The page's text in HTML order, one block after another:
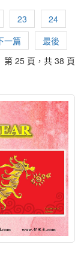
疑虑，难道同年
似的生活经历或
、刑、害流年太
里一定会厄运连连
，但由于诞生在
组合都所不同，
经验。难怪一些
为他们认为有关
人所写的谬论！
之12到15比重的
在的吉与凶之影
前提里，流年生
理之道所纳入的
水的流年生肖分
的人将是比较大
旺财、旺丁，加
在来年可能有股
淡明年的全球市
企不下，在薪水
了，商家们也跟
转不灵的人甚至
想在短期里甚至
想尝试从赌场里
有的则借贷信用卡
的 一些人在上赌
番，以便旗开得
那些有“禄神”、
能够加强运势颜
带着来自五湖四
想增强在赌桌上
赞助下，前往澳
23
24
一篇
最後
第 25 頁，共 38 頁